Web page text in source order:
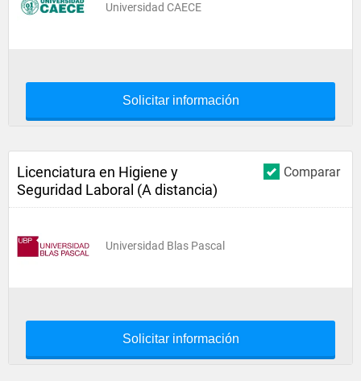
Universidad CAECE
Solicitar información
Comparar
Licenciatura en Higiene y
Seguridad Laboral (A distancia)
Universidad Blas Pascal
Solicitar información